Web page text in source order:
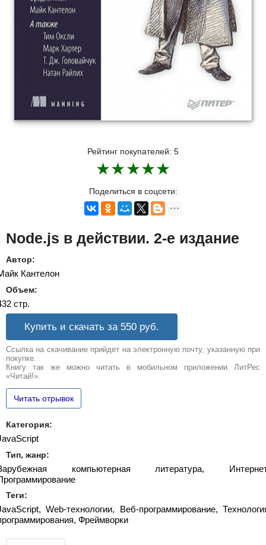
Рейтинг покупателей: 5
★
★
★
★
★
Поделиться в соцсети:
Node.js в действии. 2-е издание
Автор:
Кантелон
Объем:
стр.
Купить и скачать за 550 руб.
Ссылка на скачивание прийдет на электронную почту, указанную при
покупке.
Книгу так же можно читать в мобильном приложении ЛитРес
«Читай!».
Читать отрывок
Категория:
Тип, жанр:
компьютерная литература,
Теги:
Web-технологии, Веб-программирование,
Фреймворки